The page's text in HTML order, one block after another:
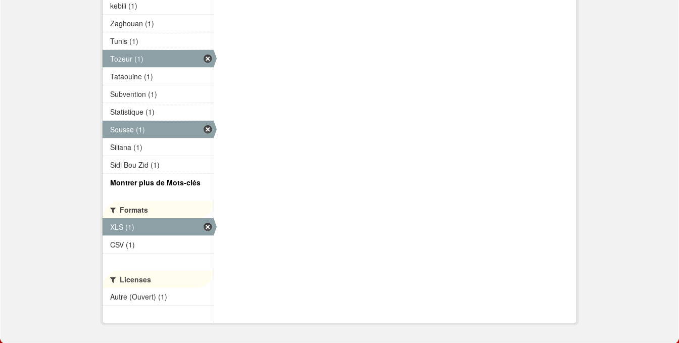
kebili (1)
Zaghouan (1)
Tunis (1)
Tozeur (1)
Tataouine (1)
Subvention (1)
Statistique (1)
Sousse (1)
Siliana (1)
Sidi Bou Zid (1)
Montrer plus de Mots-clés
Formats
XLS (1)
CSV (1)
Licenses
Autre (Ouvert) (1)